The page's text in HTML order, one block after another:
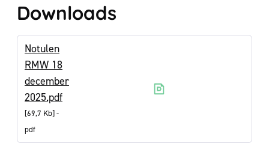
Downloads
Notulen
RMW 18
december
2025.pdf
69,7 Kb
pdf